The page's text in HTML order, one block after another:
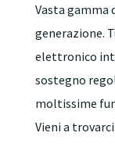
Vasta gamma
generazione.
elettronico
sostegno
moltissime
Vieni a trovarci